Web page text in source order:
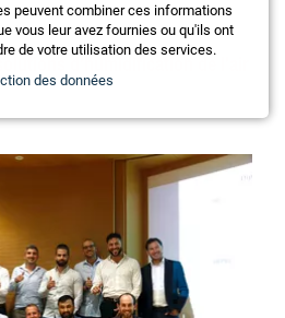
d'humidification de l'air
peuvent combiner ces informations
vous leur avez fournies ou qu'ils ont
de votre utilisation des services.
des données